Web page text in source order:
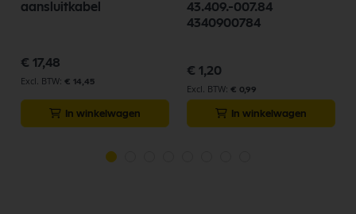
aansluitkabel
€ 17,48
€ 14,45
In winkelwagen
43.409.-007.84
4340900784
€ 1,20
€ 0,99
In winkelwagen